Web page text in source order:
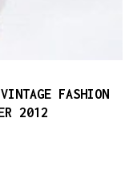
FASHION
2012